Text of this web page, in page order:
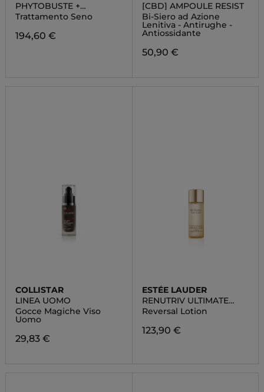
PHYTOBUSTE +
DÉCOLLETÉ
Trattamento Seno
194,60 €
[CBD] AMPOULE RESIST
Bi-Siero ad Azione
Lenitiva - Antirughe -
Antiossidante
50,90 €
COLLISTAR
LINEA UOMO
Gocce Magiche Viso
Uomo
29,83 €
ESTÉE LAUDER
RENUTRIV ULTIMATE
DIAMOND TREATMENT
LOTION
Reversal Lotion
123,90 €